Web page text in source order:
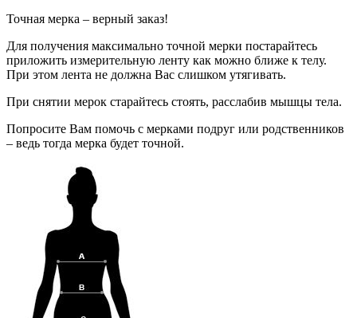
Точная мерка – верный заказ!
Для получения максимально точной мерки постарайтесь
приложить измерительную ленту как можно ближе к телу.
При этом лента не должна Вас слишком утягивать.
При снятии мерок старайтесь стоять, расслабив мышцы тела.
Попросите Вам помочь с мерками подруг или родственников
– ведь тогда мерка будет точной.